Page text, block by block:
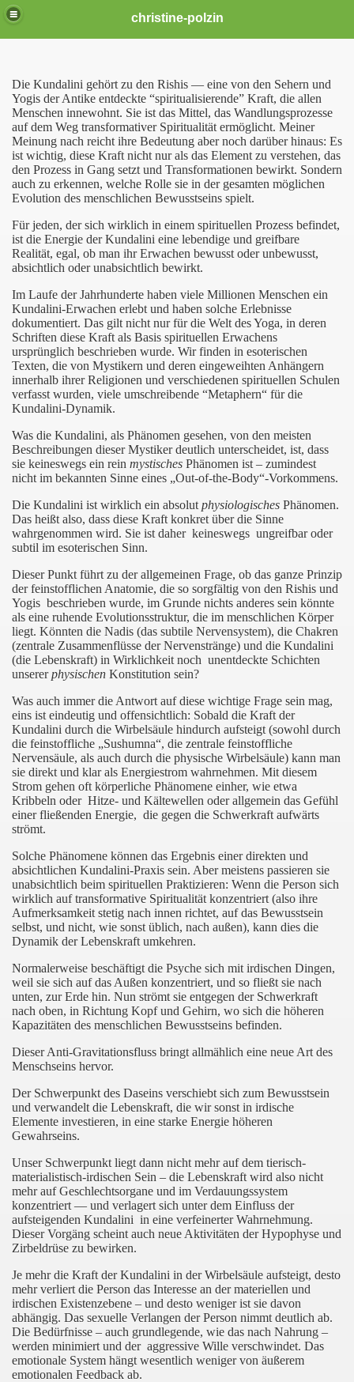
christine-polzin
Die Kundalini gehört zu den Rishis — eine von den Sehern und
Yogis der Antike entdeckte “spiritualisierende” Kraft, die allen
Menschen innewohnt. Sie ist das Mittel, das Wandlungsprozesse
auf dem Weg transformativer Spiritualität ermöglicht. Meiner
Meinung nach reicht ihre Bedeutung aber noch darüber hinaus: Es
ist wichtig, diese Kraft nicht nur als das Element zu verstehen, das
den Prozess in Gang setzt und Transformationen bewirkt. Sondern
auch zu erkennen, welche Rolle sie in der gesamten möglichen
Evolution des menschlichen Bewusstseins spielt.
Für jeden, der sich wirklich in einem spirituellen Prozess befindet,
ist die Energie der Kundalini eine lebendige und greifbare
Realität, egal, ob man ihr Erwachen bewusst oder unbewusst,
absichtlich oder unabsichtlich bewirkt.
Im Laufe der Jahrhunderte haben viele Millionen Menschen ein
Kundalini-Erwachen erlebt und haben solche Erlebnisse
dokumentiert. Das gilt nicht nur für die Welt des Yoga, in deren
Schriften diese Kraft als Basis spirituellen Erwachens
ursprünglich beschrieben wurde. Wir finden in esoterischen
Texten, die von Mystikern und deren eingeweihten Anhängern
innerhalb ihrer Religionen und verschiedenen spirituellen Schulen
verfasst wurden, viele umschreibende “Metaphern“ für die
Kundalini-Dynamik.
Was die Kundalini, als Phänomen gesehen, von den meisten
Beschreibungen dieser Mystiker deutlich unterscheidet, ist, dass
sie keineswegs ein rein mystisches Phänomen ist – zumindest
nicht im bekannten Sinne eines „Out-of-the-Body“-Vorkommens.
Die Kundalini ist wirklich ein absolut physiologisches Phänomen.
Das heißt also, dass diese Kraft konkret über die Sinne
wahrgenommen wird. Sie ist daher keineswegs ungreifbar oder
subtil im esoterischen Sinn.
Dieser Punkt führt zu der allgemeinen Frage, ob das ganze Prinzip
der feinstofflichen Anatomie, die so sorgfältig von den Rishis und
Yogis beschrieben wurde, im Grunde nichts anderes sein könnte
als eine ruhende Evolutionsstruktur, die im menschlichen Körper
liegt. Könnten die Nadis (das subtile Nervensystem), die Chakren
(zentrale Zusammenflüsse der Nervenstränge) und die Kundalini
(die Lebenskraft) in Wirklichkeit noch unentdeckte Schichten
unsererphysischen Konstitution sein?
Was auch immer die Antwort auf diese wichtige Frage sein mag,
eins ist eindeutig und offensichtlich: Sobald die Kraft der
Kundalini durch die Wirbelsäule hindurch aufsteigt (sowohl durch
die feinstoffliche „Sushumna“, die zentrale feinstoffliche
Nervensäule, als auch durch die physische Wirbelsäule) kann man
sie direkt und klar als Energiestrom wahrnehmen. Mit diesem
Strom gehen oft körperliche Phänomene einher, wie etwa
Kribbeln oder Hitze- und Kältewellen oder allgemein das Gefühl
einer fließenden Energie, die gegen die Schwerkraft aufwärts
strömt.
Solche Phänomene können das Ergebnis einer direkten und
absichtlichen Kundalini-Praxis sein. Aber meistens passieren sie
unabsichtlich beim spirituellen Praktizieren: Wenn die Person sich
wirklich auf transformative Spiritualität konzentriert (also ihre
Aufmerksamkeit stetig nach innen richtet, auf das Bewusstsein
selbst, und nicht, wie sonst üblich, nach außen), kann dies die
Dynamik der Lebenskraft umkehren.
Normalerweise beschäftigt die Psyche sich mit irdischen Dingen,
weil sie sich auf das Außen konzentriert, und so fließt sie nach
unten, zur Erde hin. Nun strömt sie entgegen der Schwerkraft
nach oben, in Richtung Kopf und Gehirn, wo sich die höheren
Kapazitäten des menschlichen Bewusstseins befinden.
Dieser Anti-Gravitationsfluss bringt allmählich eine neue Art des
Menschseins hervor.
Der Schwerpunkt des Daseins verschiebt sich zum Bewusstsein
und verwandelt die Lebenskraft, die wir sonst in irdische
Elemente investieren, in eine starke Energie höheren
Gewahrseins.
Unser Schwerpunkt liegt dann nicht mehr auf dem tierisch-
materialistisch-irdischen Sein – die Lebenskraft wird also nicht
mehr auf Geschlechtsorgane und im Verdauungssystem
konzentriert — und verlagert sich unter dem Einfluss der
aufsteigenden Kundalini in eine verfeinerter Wahrnehmung.
Dieser Vorgäng scheint auch neue Aktivitäten der Hypophyse und
Zirbeldrüse zu bewirken.
Je mehr die Kraft der Kundalini in der Wirbelsäule aufsteigt, desto
mehr verliert die Person das Interesse an der materiellen und
irdischen Existenzebene – und desto weniger ist sie davon
abhängig. Das sexuelle Verlangen der Person nimmt deutlich ab.
Die Bedürfnisse – auch grundlegende, wie das nach Nahrung –
werden minimiert und der aggressive Wille verschwindet. Das
emotionale System hängt wesentlich weniger von äußerem
emotionalen Feedback ab.
Beratung oder Energiearbeit
verwandeln
für Anfänger